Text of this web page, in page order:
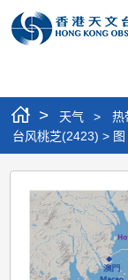
> 天气 > 热
台风桃芝(2423) >
台
风
桃
芝